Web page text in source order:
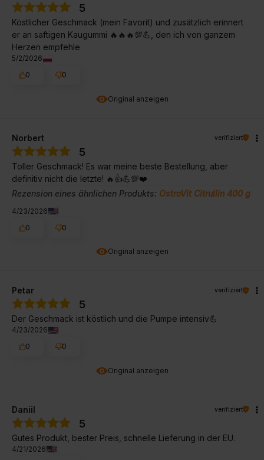
Original anzeigen
5
Köstlicher Geschmack (mein Favorit) und zusätzlich erinnert
er an saftigen Kaugummi 🔥🔥🔥💯💪, den ich von ganzem
Herzen empfehle
5/2/2026
0
0
Original anzeigen
Norbert verifiziert
5
Toller Geschmack! Es war meine beste Bestellung, aber
definitiv nicht die letzte! 🔥👍️💪💯❤️
Rezension eines ähnlichen Produkts: OstroVit Citrullin 400 g
4/23/2026
0
0
Original anzeigen
Petar verifiziert
5
Der Geschmack ist köstlich und die Pumpe intensiv💪
4/23/2026
0
0
Daniil verifiziert
5
Gutes Produkt, bester Preis, schnelle Lieferung in der EU.
4/21/2026